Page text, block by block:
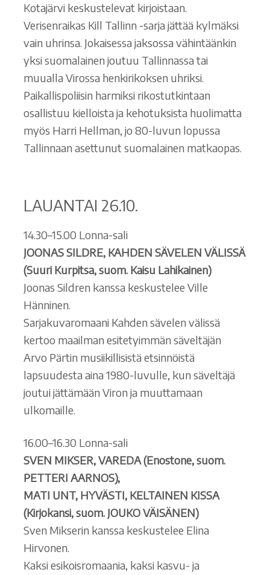
Kotajärvi keskustelevat kirjoistaan.
Verisenraikas Kill Tallinn -sarja jättää kylmäksi
vain uhrinsa. Jokaisessa jaksossa vähintäänkin
yksi suomalainen joutuu Tallinnassa tai
muualla Virossa henkirikoksen uhriksi.
Paikallispoliisin harmiksi rikostutkintaan
osallistuu kielloista ja kehotuksista huolimatta
myös Harri Hellman, jo 80-luvun lopussa
Tallinnaan asettunut suomalainen matkaopas.
LAUANTAI 26.10.
14.30–15.00 Lonna-sali
JOONAS SILDRE, KAHDEN SÄVELEN VÄLISSÄ
(Suuri Kurpitsa, suom. Kaisu Lahikainen)
Joonas Sildren kanssa keskustelee Ville
Hänninen.
Sarjakuvaromaani Kahden sävelen välissä
kertoo maailman esitetyimmän säveltäjän
Arvo Pärtin musiikillisistä etsinnöistä
lapsuudesta aina 1980-luvulle, kun säveltäjä
joutui jättämään Viron ja muuttamaan
ulkomaille.
16.00–16.30 Lonna-sali
SVEN MIKSER, VAREDA (Enostone, suom.
PETTERI AARNOS),
MATI UNT, HYVÄSTI, KELTAINEN KISSA
(Kirjokansi, suom. JOUKO VÄISÄNEN)
Sven Mikserin kanssa keskustelee Elina
Hirvonen.
Kaksi esikoisromaania, kaksi kasvu- ja